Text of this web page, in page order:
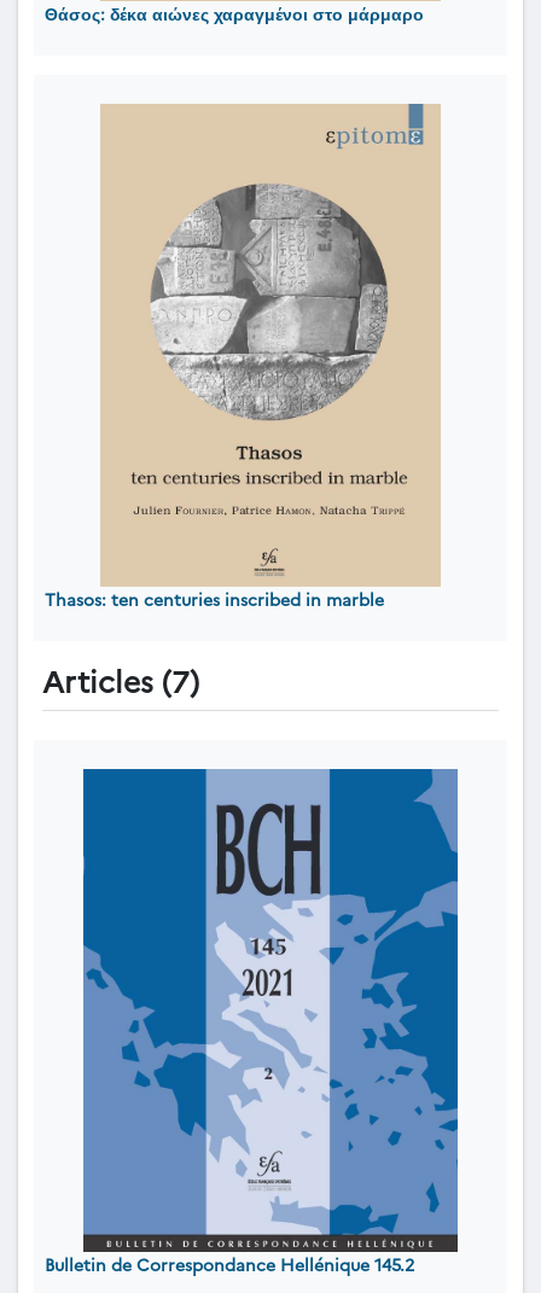
Θάσος: δέκα αιώνες χαραγμένοι στο μάρμαρο
Thasos: ten centuries inscribed in marble
Articles (7)
Bulletin de Correspondance Hellénique 145.2